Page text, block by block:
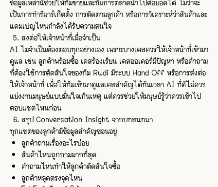
เป็นการทำรีมาร์เก็ตติ้ง การติดตามลูกค้า หรือการวิเคราะห์ว่าสินค้าและ
แคมเปญไหนกำลังได้รับความสนใจ
ส่งต่อให้เจ้าหน้าที่เมื่อจำเป็น
AI ไม่จำเป็นต้องตอบทุกอย่างเอง เพราะบางเคสควรให้เจ้าหน้าที่เข้ามา
ดูแล เช่น ลูกค้าพร้อมซื้อ เคสร้องเรียน เคสออเดอร์มีปัญหา หรือคำถาม
ที่ต้องใช้การตัดสินใจของทีม Rudi มีระบบ Hand Off หรือการส่งต่อ
ให้เจ้าหน้าที่ เพื่อให้ทีมเข้ามาดูแลเคสสำคัญได้ทันเวลา AI ที่ดีไม่ควร
แย่งงานมนุษย์แบบมั่นใจเกินเหตุ แต่ควรช่วยให้มนุษย์รู้ว่าควรเข้าไป
ตอบแชตไหนก่อน
สรุป Conversation Insight จากบทสนทนา
ทุกแชตของลูกค้ามีข้อมูลสำคัญซ่อนอยู่
ลูกค้าถามเรื่องอะไรบ่อย
สินค้าไหนถูกถามมากที่สุด
คำถามไหนทำให้ลูกค้าตัดสินใจซื้อ
ลูกค้าหลุดตรงจุดไหน